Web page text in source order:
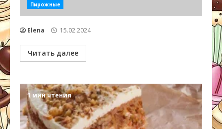
Пирожные
Elena 15.02.2024
Читать далее
1 мин чтения